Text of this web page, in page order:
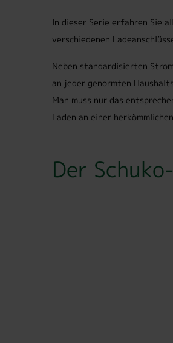
In dieser Serie erfahren Sie
verschiedenen
Neben standardisierten
an jeder genormten
Man muss nur das
Laden an einer
Der